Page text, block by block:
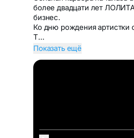
более двадцати лет
бизнес.
Ко дню рождения артистки
Т…
Показать ещё